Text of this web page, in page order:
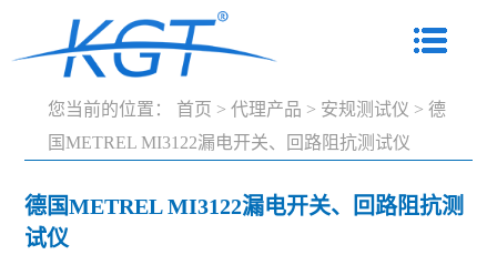
您当前的位置： 首页 > 代理产品 > 安规测试仪 > 德
国METREL MI3122漏电开关、回路阻抗测试仪
德国METREL MI3122漏电开关、回路阻抗测
试仪